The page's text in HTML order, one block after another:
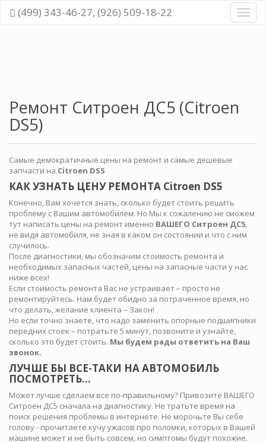
(499) 343-46-27, (926) 509-18-22
и
Ремонт Ситроен ДС5 (Citroen
DS5)
Самые демократичные цены на ремонт и самые дешевые
запчасти на Citroen DS5
КАК УЗНАТЬ ЦЕНУ РЕМОНТА Citroen DS5
Конечно, Вам хочется знать, сколько будет стоить решить
проблему с Вашим автомобилем. Но Мы к сожалению не сможем
тут написать цены на ремонт именно ВАШЕГО Ситроен ДС5,
не видя автомобиля, не зная в каком он состоянии и что с ним
случилось.
После диагностики, мы обозначим стоимость ремонта и
необходимых запасных частей, цены на запасные части у нас
ниже всех!
Если стоимость ремонта Вас не устраивает – просто не
ремонтируйтесь. Нам будет обидно за потраченное время, но
что делать, желание клиента – Закон!
Но если точно знаете, что надо заменить опорные подшипники
передних стоек – потратьте 5 минут, позвоните и узнайте,
сколько это будет стоить. Мы будем рады ответить на Ваш
звонок.
ЛУЧШЕ БЫ ВСЕ-ТАКИ НА АВТОМОБИЛЬ
ПОСМОТРЕТЬ…
Может лучше сделаем все по-правильному? Привозите ВАШЕГО
Ситроен ДС5 сначала на диагностику. Не тратьте время на
поиск решения проблемы в интернете. Не морочьте Вы себе
голову - прочитаете кучу ужасов про поломки, которых в Вашей
машине может и не быть совсем, но симптомы будут похожие.